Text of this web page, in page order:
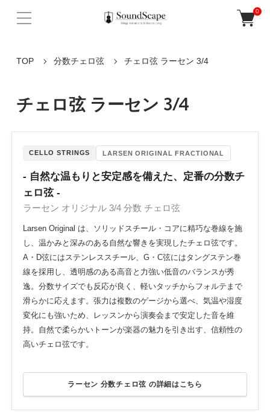
0
TOP 分数チェロ弦 チェロ弦 ラーセン 3/4
チェロ弦 ラーセン 3/4
CELLO STRINGS LARSEN ORIGINAL FRACTIONAL
- 自然な温もりと安定感を備えた、定番の分数チ
ェロ弦 -
ラーセン オリジナル 3/4 分数 チェロ弦
Larsen Original は、ソリッドスチール・コアに精巧な巻線を施
し、温かみと深みのある自然な響きを実現したチェロ弦です。
A・D弦にはステンレススチール、G・C弦にはタングステン巻
線を採用し、透明感のある高音と力強い低音のバランスが秀
逸。分数サイズでも反応が良く、軽いタッチからフォルテまで
滑らかに応えます。張力は複数のゲージから選べ、気温や湿度
変化にも強いため、レッスンから演奏会まで安定した音を維
持。自然で柔らかいトーンが楽器の魅力を引き出す、信頼性の
高いチェロ弦です。
ラーセン 分数チェロ弦 の詳細はこちら